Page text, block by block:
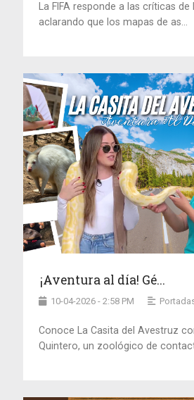
La FIFA responde a las críticas
aclarando que los mapas de as...
¡Aventura al día! Gé...
10-04-2026 - 2:58 PM
Conoce La Casita del Avestruz
Quintero, un zoológico de